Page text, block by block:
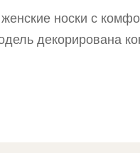
носки с
декорирована